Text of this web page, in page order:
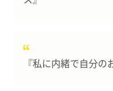
『私に内緒で自分の